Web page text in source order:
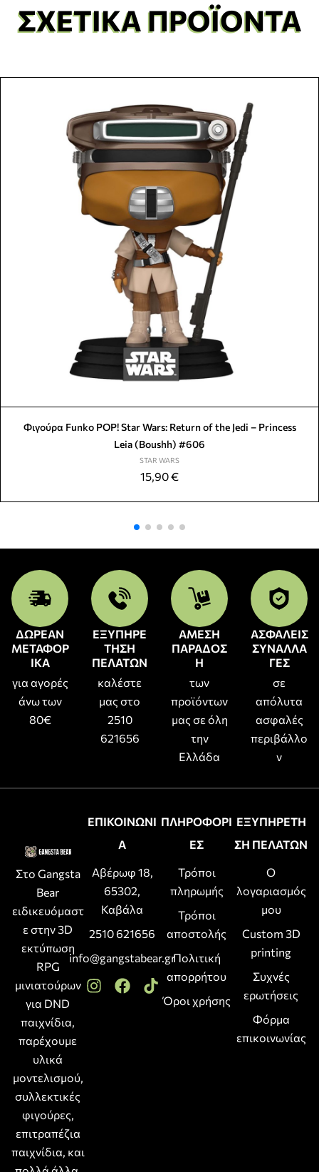
ΣΧΕΤΙΚΆ ΠΡΟΪΌΝΤΑ
Φιγούρα Funko POP! Star Wars: Return of the Jedi – Princess
Leia (Boushh) #606
STAR WARS
15,90€
ΔΩΡΕΑΝ
ΜΕΤΑΦΟΡ
ΙΚΑ
για αγορές
άνω των
80€
ΕΞΥΠΗΡΕ
ΤΗΣΗ
ΠΕΛΑΤΩΝ
καλέστε
μας στο
2510
621656
ΑΜΕΣΗ
ΠΑΡΑΔΟΣ
Η
των
προϊόντων
μας σε όλη
την
Ελλάδα
ΑΣΦΑΛΕΙΣ
ΣΥΝΑΛΛΑ
ΓΕΣ
σε
απόλυτα
ασφαλές
περιβάλλο
ν
Στο Gangsta
Bear
ειδικευόμαστ
ε στην 3D
εκτύπωση
RPG
μινιατούρων
για DND
παιχνίδια,
παρέχουμε
υλικά
μοντελισμού,
συλλεκτικές
φιγούρες,
επιτραπέζια
παιχνίδια, και
ΕΠΙΚΟΙΝΩΝΙ
Α
Αβέρωφ 18,
65302,
Καβάλα
2510 621656
info@gangstabear.gr
ΠΛΗΡΟΦΟΡΙ
ΕΣ
Τρόποι
πληρωμής
Τρόποι
αποστολής
Πολιτική
απορρήτου
Όροι χρήσης
ΕΞΥΠΗΡΕΤΗ
ΣΗ ΠΕΛΑΤΩΝ
Ο
λογαριασμός
μου
Custom 3D
printing
Συχνές
ερωτήσεις
Φόρμα
επικοινωνίας